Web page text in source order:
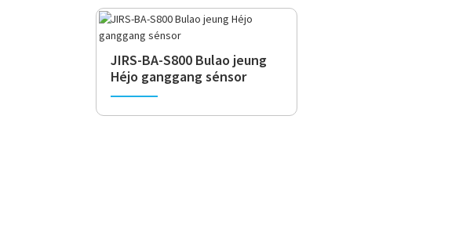
JIRS-BA-S800 Bulao jeung
Héjo ganggang sénsor